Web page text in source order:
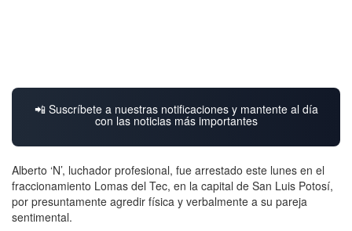
📲 Suscríbete a nuestras notificaciones y mantente al día
con las noticias más importantes
Alberto ‘N’, luchador profesional, fue arrestado este lunes en el
fraccionamiento Lomas del Tec, en la capital de San Luis Potosí,
por presuntamente agredir física y verbalmente a su pareja
sentimental.